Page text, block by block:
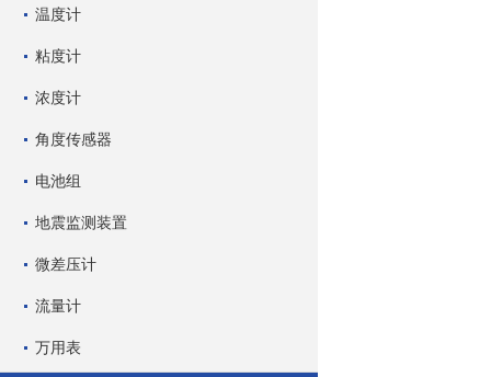
温度计
粘度计
浓度计
角度传感器
电池组
地震监测装置
微差压计
流量计
万用表